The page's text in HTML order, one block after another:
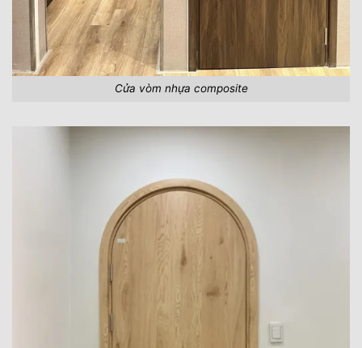
Cửa vòm nhựa composite